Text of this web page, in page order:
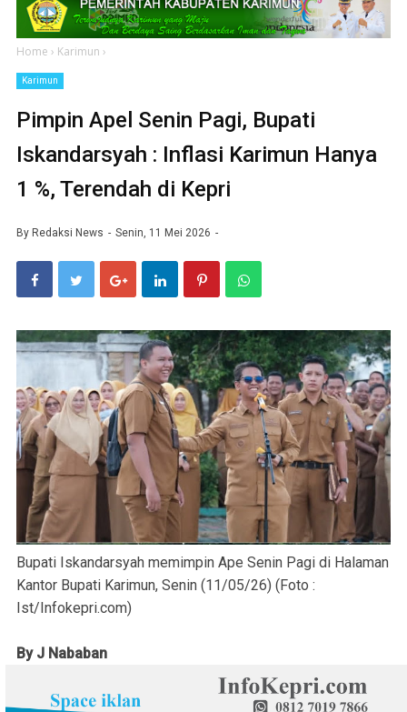
Home › Karimun ›
Karimun
Pimpin Apel Senin Pagi, Bupati
Iskandarsyah : Inflasi Karimun Hanya
1 %, Terendah di Kepri
By Redaksi News Senin, 11 Mei 2026
Bupati Iskandarsyah memimpin Ape Senin Pagi di Halaman
Kantor Bupati Karimun, Senin (11/05/26) (Foto :
Ist/Infokepri.com)
By J Nababan